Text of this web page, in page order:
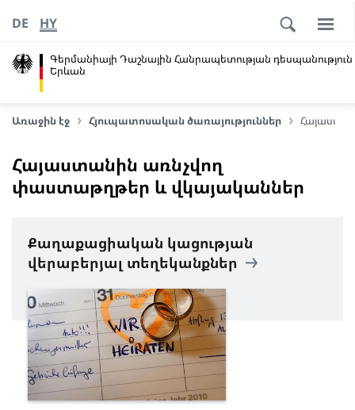
Գերմանիայի Դաշնային Հանրապետության դեսպանություն
Երևան
DE HY
Առաջին էջ Հյուպատոսական ծառայություններ
Հայաստանին առնչվող
փաստաթղթեր և վկայականներ
Քաղաքացիական կացության
վերաբերյալ տեղեկանքներ